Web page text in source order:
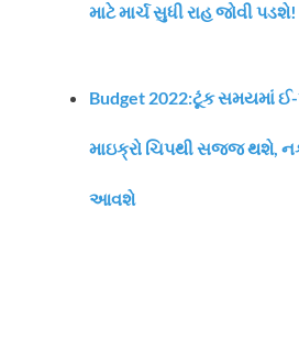
માટે માર્ચ સુધી રાહ જોવી પડશે!
Budget 2022:ટૂંક સમયમાં ઈ-
માઇક્રો ચિપથી સજ્જ થશે,
આવશે